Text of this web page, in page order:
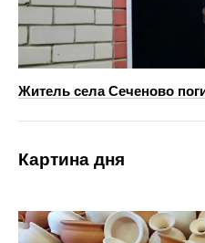
Житель села Сеченово
Картина дня